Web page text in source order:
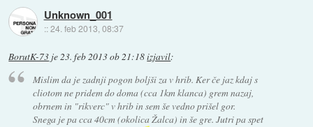
Unknown_001
::24. feb 2013, 08:37
BorutK-73 je23. feb 2013 ob 21:18izjavil:
Mislim da je zadnji pogon boljši za v hrib. Ker če jaz kdaj s
cliotom ne pridem do doma (cca 1km klanca) grem nazaj,
obrnem in "rikverc" v hrib in sem še vedno prišel gor.
Snega je pa cca 40cm (okolica Žalca) in še gre. Jutri pa spet